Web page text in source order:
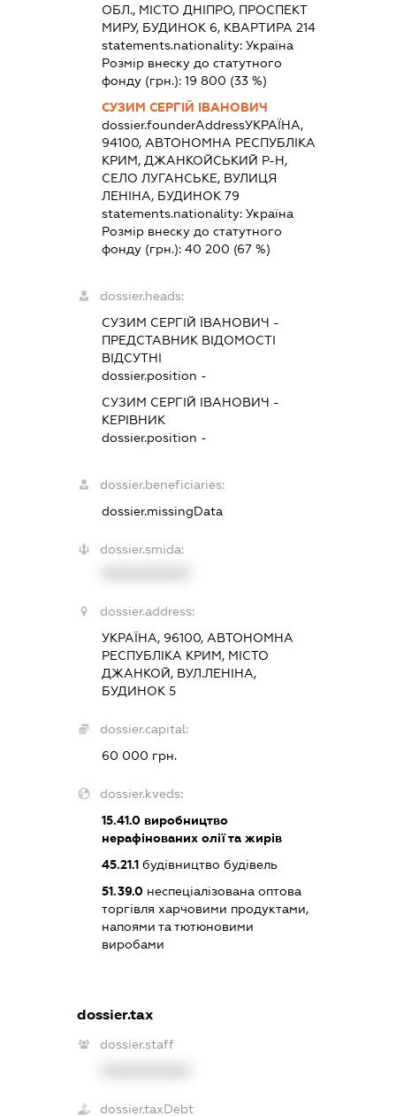
ОБЛ., МІСТО ДНІПРО, ПРОСПЕКТ
МИРУ, БУДИНОК 6, КВАРТИРА 214
statements.nationality:Україна
Розмір внеску до статутного
фонду (грн.):19 800 (33 %)
СУЗИМ СЕРГІЙ ІВАНОВИЧ
dossier.founderAddressУКРАЇНА,
94100, АВТОНОМНА РЕСПУБЛІКА
КРИМ, ДЖАНКОЙСЬКИЙ Р-Н,
СЕЛО ЛУГАНСЬКЕ, ВУЛИЦЯ
ЛЕНІНА, БУДИНОК 79
statements.nationality:Україна
Розмір внеску до статутного
фонду (грн.):40 200 (67 %)
dossier.heads:
СУЗИМ СЕРГІЙ ІВАНОВИЧ -
ПРЕДСТАВНИК ВІДОМОСТІ
ВІДСУТНІ
dossier.position -
СУЗИМ СЕРГІЙ ІВАНОВИЧ -
КЕРІВНИК
dossier.position -
dossier.beneficiaries:
dossier.missingData
dossier.smida:
dossier.address:
УКРАЇНА, 96100, АВТОНОМНА
РЕСПУБЛІКА КРИМ, МІСТО
ДЖАНКОЙ, ВУЛ.ЛЕНІНА,
БУДИНОК 5
dossier.capital:
60 000 грн.
dossier.kveds:
15.41.0 виробництво
нерафінованих олії та жирів
45.21.1 будівництво будівель
51.39.0 неспеціалізована оптова
торгівля харчовими продуктами,
напоями та тютюновими
виробами
dossier.tax
dossier.staff
dossier.taxDebt